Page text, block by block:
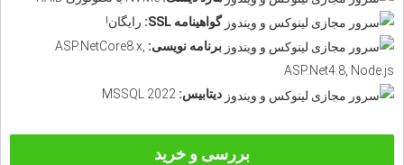
گواهینامه SSL:
رایگان!
برنامه نویسی: ASP.NetCore8.x,
ASP.Net4.8, Node.js
دیتابیس: MSSQL 2022
بررسی و خرید